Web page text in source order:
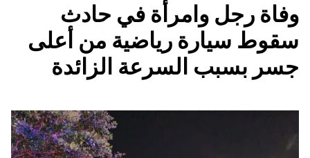
وفاة رجل وامرأة في حادث
سقوط سيارة رياضية من أعلى
جسر بسبب السرعة الزائدة